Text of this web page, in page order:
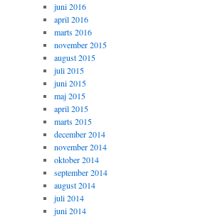
juni 2016
april 2016
marts 2016
november 2015
august 2015
juli 2015
juni 2015
maj 2015
april 2015
marts 2015
december 2014
november 2014
oktober 2014
september 2014
august 2014
juli 2014
juni 2014